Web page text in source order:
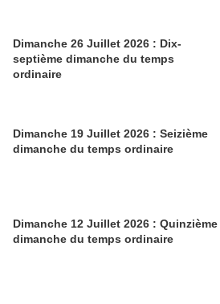
Dimanche 26 Juillet 2026 : Dix-
septième dimanche du temps
ordinaire
Dimanche 19 Juillet 2026 : Seizième
dimanche du temps ordinaire
Dimanche 12 Juillet 2026 : Quinzième
dimanche du temps ordinaire